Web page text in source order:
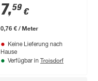
7,59 €
0,76 € / Meter
Keine Lieferung nach
Hause
Verfügbar in Troisdorf